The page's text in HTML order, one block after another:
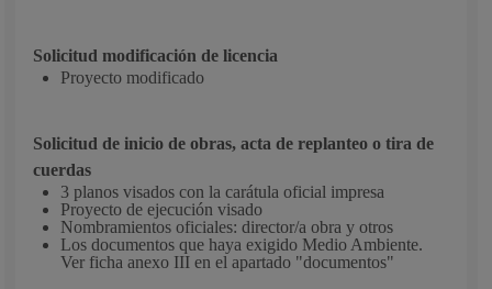
Solicitud modificación de licencia
Proyecto modificado
Solicitud de inicio de obras, acta de replanteo o tira de
cuerdas
3 planos visados con la carátula oficial impresa
Proyecto de ejecución visado
Nombramientos oficiales: director/a obra y otros
Los documentos que haya exigido Medio Ambiente.
Ver ficha anexo III en el apartado "documentos"